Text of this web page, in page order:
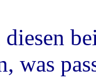
was